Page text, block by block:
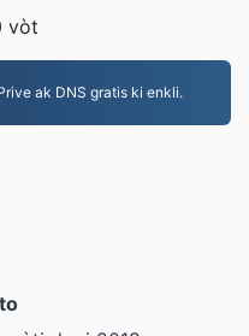
vòt
ak DNS gratis ki enkli.